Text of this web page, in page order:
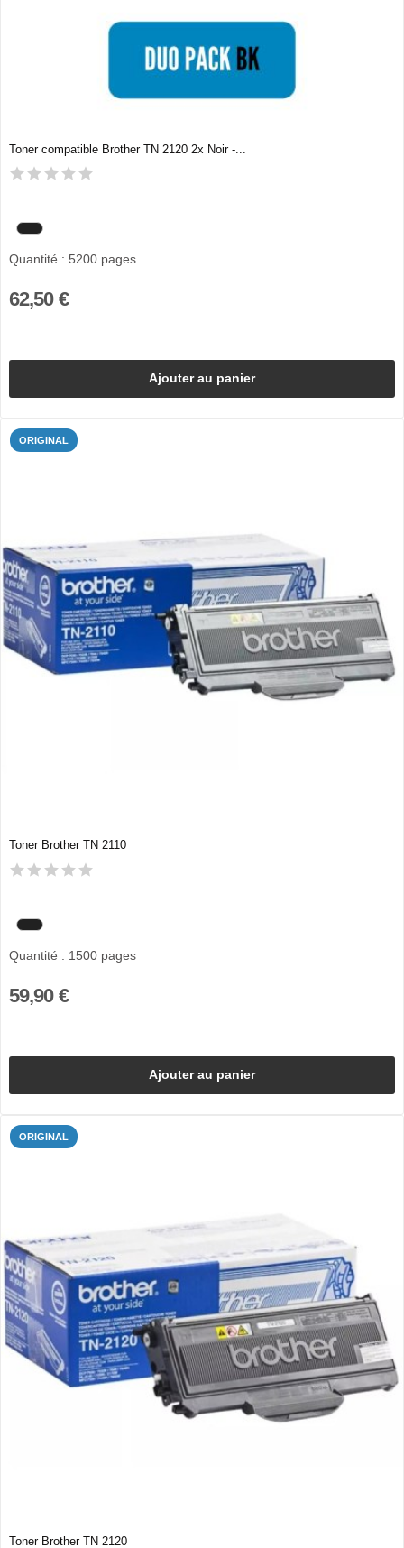
Toner compatible Brother TN 2120 2x Noir -...
Quantité : 5200 pages
62,50 €
Ajouter au panier
ORIGINAL
Toner Brother TN 2110
Quantité : 1500 pages
59,90 €
Ajouter au panier
ORIGINAL
Toner Brother TN 2120